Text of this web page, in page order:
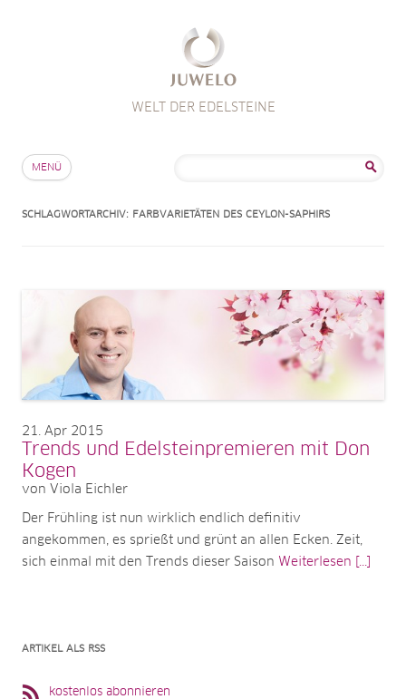
WELT DER EDELSTEINE
MENÜ
SCHLAGWORTARCHIV: FARBVARIETÄTEN DES CEYLON-SAPHIRS
21 Apr 2015
Trends und Edelsteinpremieren mit Don
Kogen
von Viola Eichler
Der Frühling ist nun wirklich endlich definitiv
angekommen, es sprießt und grünt an allen Ecken. Zeit,
sich einmal mit den Trends dieser Saison Weiterlesen [...]
ARTIKEL ALS RSS
kostenlos abonnieren